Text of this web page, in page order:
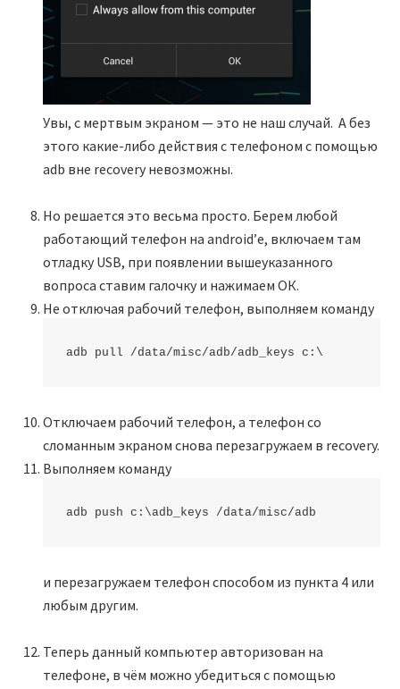
Увы, с мертвым экраном — это не наш случай. А без
этого какие-либо действия с телефоном с помощью
adb вне recovery невозможны.
Но решается это весьма просто. Берем любой
работающий телефон на android’е, включаем там
отладку USB, при появлении вышеуказанного
вопроса ставим галочку и нажимаем ОК.
Не отключая рабочий телефон, выполняем команду
adb pull /data/misc/adb/adb_keys c:\
Отключаем рабочий телефон, а телефон со
сломанным экраном снова перезагружаем в recovery.
Выполняем команду
adb push c:\adb_keys /data/misc/adb
и перезагружаем телефон способом из пункта 4 или
любым другим.
Теперь данный компьютер авторизован на
телефоне, в чём можно убедиться с помощью